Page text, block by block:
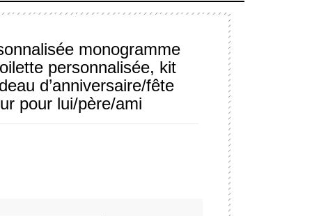
monogramme
personnalisée, kit
d’anniversaire/fête
pour lui/père/ami